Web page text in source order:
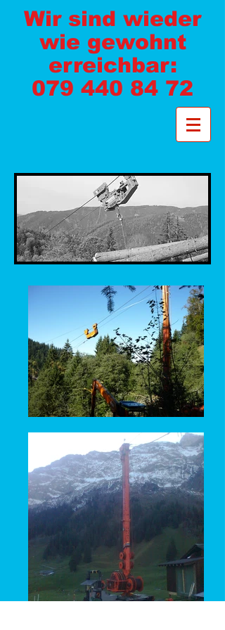
Wir sind wieder
wie gewohnt
erreichbar:
079 440 84 72